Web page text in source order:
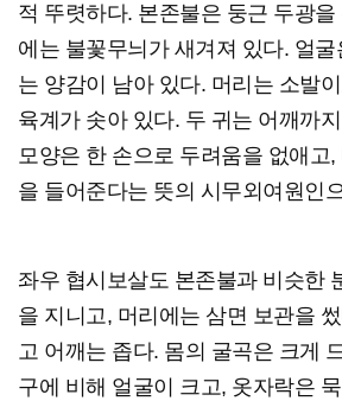
적 뚜렷하다. 본존불은 둥근 두광
에는 불꽃무늬가 새겨져 있다. 얼굴
는 양감이 남아 있다. 머리는 소발
육계가 솟아 있다. 두 귀는 어깨까
모양은 한 손으로 두려움을 없애고,
을 들어준다는 뜻의 시무외여원인
좌우 협시보살도 본존불과 비슷한
을 지니고, 머리에는 삼면 보관을
고 어깨는 좁다. 몸의 굴곡은 크게
구에 비해 얼굴이 크고, 옷자락은